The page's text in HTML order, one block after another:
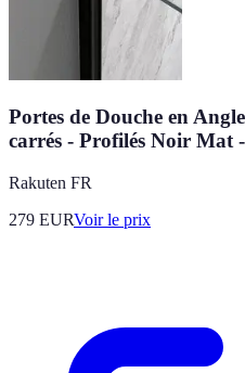
Portes de Douche en
carrés - Profilés Noir
Rakuten FR
279 EURVoir le prix